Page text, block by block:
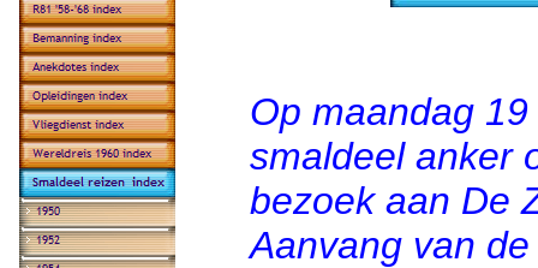
Op maandag
smaldeel anker
bezoek aan De
Aanvang van